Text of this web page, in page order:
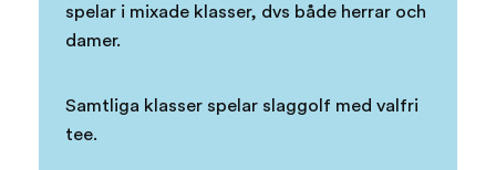
spelar i mixade klasser, dvs både herrar och
damer.
Samtliga klasser spelar slaggolf med valfri
tee.